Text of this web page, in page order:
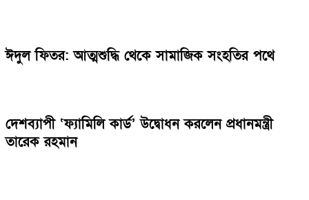
ঈদুল ফিতর: আত্মশুদ্ধি থেকে সামাজিক সংহতির পথে
দেশব্যাপী ‘ফ্যামিলি কার্ড’ উদ্বোধন করলেন প্রধানমন্ত্রী
তারেক রহমান